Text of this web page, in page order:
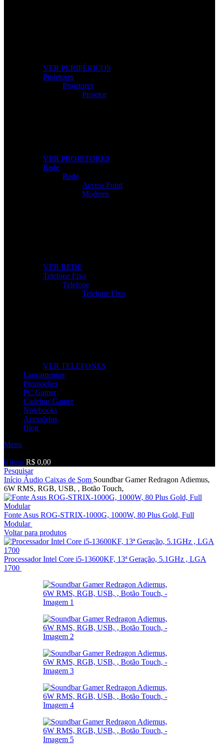
VER PERIFÉRICOS
Projetores
Projetores
Projetor
VER PROJETORES
Rede
Rede
Access Point
Modems
VER REDE
Telefone Fixo
Telefone
Telefone Fixo
VER TELEFONES
Lançamentos
Promoções
PC Gamer
Cadeiras Gamer
Notebooks
Acessórios
Blog
Menu
0 itens R$ 0,00
Pesquisar
Início Áudio Caixas de Som Soundbar Gamer Redragon Adiemus,
6W RMS, RGB, USB, , Botão Touch,
Fonte Asus ROG-STRIX-1000G, 1000W, 80 Plus Gold, Full
Modular
Voltar para produtos
Processador Intel Core i5-13600KF, 13ª Geração, 5.1GHz , LGA
1700